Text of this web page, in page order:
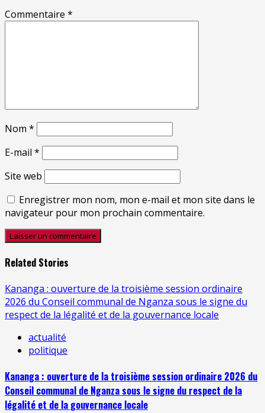
Commentaire *
Nom *
E-mail *
Site web
Enregistrer mon nom, mon e-mail et mon site dans le
navigateur pour mon prochain commentaire.
Related Stories
Kananga : ouverture de la troisième session ordinaire
2026 du Conseil communal de Nganza sous le signe du
respect de la légalité et de la gouvernance locale
actualité
politique
Kananga : ouverture de la troisième session ordinaire 2026 du
Conseil communal de Nganza sous le signe du respect de la
légalité et de la gouvernance locale